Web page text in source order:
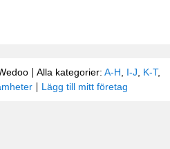
Alla kategorier: A-H I-J K-T,
Lägg till mitt företag